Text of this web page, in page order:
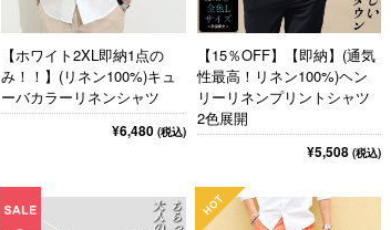
【ホワイト2XL即納1点の
み！！】(リネン100%)キュ
ーバカラーリネンシャツ
¥6,480(税込)
【15％OFF】【即納】(通気
性最高！リネン100%)ヘン
リーリネンプリントシャツ
2色展開
¥5,508(税込)